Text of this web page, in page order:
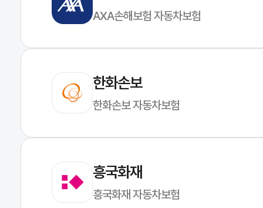
AXA손해보험 자동차보험
한화손보
한화손보 자동차보험
흥국화재
흥국화재 자동차보험